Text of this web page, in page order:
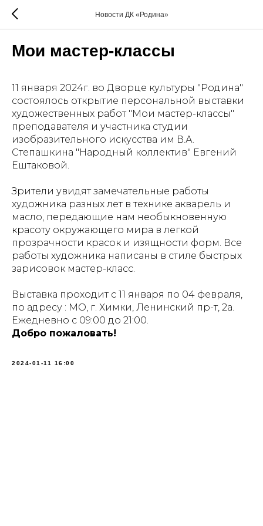
Новости ДК «Родина»
Мои мастер-классы
11 января 2024г. во Дворце культуры "Родина"
состоялось открытие персональной выставки
художественных работ "Мои мастер-классы"
преподавателя и участника студии
изобразительного искусства им В.А.
Степашкина "Народный коллектив" Евгений
Ештаковой.
Зрители увидят замечательные работы
художника разных лет в технике акварель и
масло, передающие нам необыкновенную
красоту окружающего мира в легкой
прозрачности красок и изящности форм. Все
работы художника написаны в стиле быстрых
зарисовок мастер-класс.
Выставка проходит с 11 января по 04 февраля,
по адресу : МО, г. Химки, Ленинский пр-т, 2а.
Ежедневно с 09:00 до 21:00.
Добро пожаловать!
2024-01-11 16:00